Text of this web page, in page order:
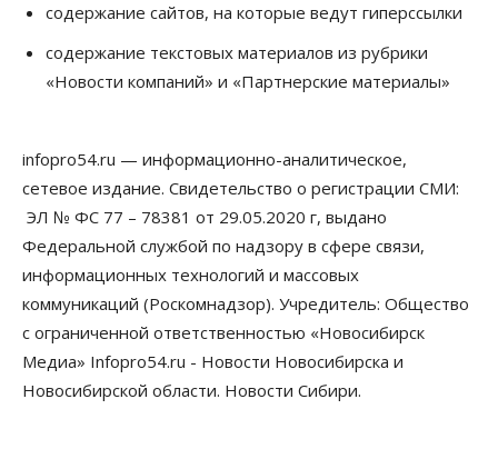
Общество
Новосибирской области, но режима ЧС не будет
07 Августа 2026, 10:00
выстраивают системы защиты от атак БПЛА
07 Августа 2026, 09:00
По «Сибэлектротерму» выдали исполнительные
листы на полмиллиарда рублей
07 Августа 2026, 08:00
Бизнес Власть Медицина Общество
Искусственный интеллект предлагают
привлекать к разработке новых лекарств в
России
содержание сайтов, на которые ведут гиперссылки
содержание текстовых материалов из рубрики
«Новости компаний» и «Партнерские материалы»
infopro54.ru — информационно-аналитическое,
сетевое издание. Свидетельство о регистрации СМИ:
ЭЛ № ФС 77 – 78381 от 29.05.2020 г, выдано
Федеральной службой по надзору в сфере связи,
информационных технологий и массовых
коммуникаций (Роскомнадзор). Учредитель: Общество
с ограниченной ответственностью «Новосибирск
Медиа» Infopro54.ru - Новости Новосибирска и
Новосибирской области. Новости Сибири.